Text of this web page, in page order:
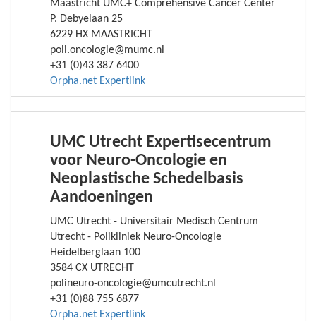
Maastricht UMC+ Comprehensive Cancer Center
P. Debyelaan 25
6229 HX MAASTRICHT
poli.oncologie@mumc.nl
+31 (0)43 387 6400
Orpha.net Expertlink
UMC Utrecht Expertisecentrum
voor Neuro-Oncologie en
Neoplastische Schedelbasis
Aandoeningen
UMC Utrecht - Universitair Medisch Centrum
Utrecht - Polikliniek Neuro-Oncologie
Heidelberglaan 100
3584 CX UTRECHT
polineuro-oncologie@umcutrecht.nl
+31 (0)88 755 6877
Orpha.net Expertlink